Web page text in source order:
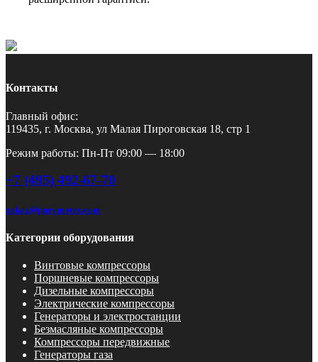
Контакты
Главный офис:
119435, г. Москва, ул Малая Пироговская 18, стр 1
Режим работы: Пн-Пт 09:00 — 18:00
+7 (495) 492-67-70
zakaz@pnevmotex.com
Категории оборудования
Винтовые компрессоры
Поршневые компрессоры
Дизельные компрессоры
Электрические компрессоры
Генераторы и электростанции
Безмасляные компрессоры
Компрессоры передвижные
Генераторы газа